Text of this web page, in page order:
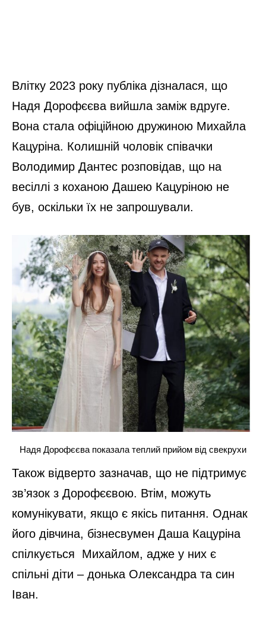
Влітку 2023 року публіка дізналася, що
Надя Дорофєєва вийшла заміж вдруге.
Вона стала офіційною дружиною Михайла
Кацуріна. Колишній чоловік співачки
Володимир Дантес розповідав, що на
весіллі з коханою Дашею Кацуріною не
був, оскільки їх не запрошували.
Надя Дорофєєва показала теплий прийом від свекрухи
Також відверто зазначав, що не підтримує
зв’язок з Дорофєєвою. Втім, можуть
комунікувати, якщо є якісь питання. Однак
його дівчина, бізнесвумен Даша Кацуріна
спілкується Михайлом, адже у них є
спільні діти – донька Олександра та син
Іван.